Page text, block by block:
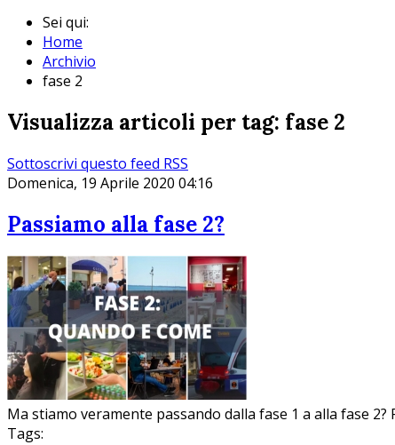
Sei qui:
Home
Archivio
fase 2
Visualizza articoli per tag: fase 2
Sottoscrivi questo feed RSS
Domenica, 19 Aprile 2020 04:16
Passiamo alla fase 2?
Ma stiamo veramente passando dalla fase 1 a alla fase
Tags: